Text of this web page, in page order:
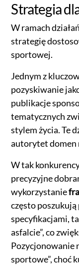
Strategia
W ramach
strategię
sportowej.
Jednym z
pozyskiwanie
publikacje
tematycznych
stylem życia. Te
autorytet domen
W tak
precyzyjne
wykorzystanie
często
specyfikacjami,
asfalcie”, co
Pozycjonowanie
sportowe”, choć